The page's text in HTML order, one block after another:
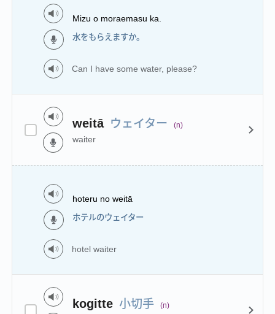
Mizu o moraemasu ka.
水をもらえますか。
Can I have some water, please?
weitā ウェイター (n)
waiter
hoteru no weitā
ホテルのウェイター
hotel waiter
kogitte 小切手 (n)